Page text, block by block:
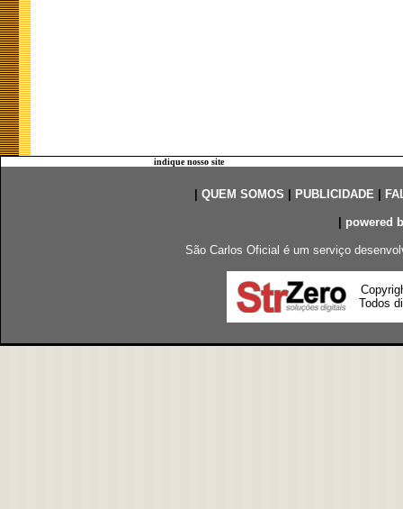
indique nosso site
QUEM SOMOS PUBLICIDADE|
powered
São Carlos Oficial é um serviço
Todos